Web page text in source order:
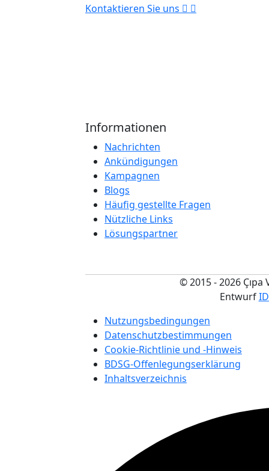
Kontaktieren Sie uns
Informationen
Nachrichten
Ankündigungen
Kampagnen
Blogs
Häufig gestellte Fragen
Nützliche Links
Lösungspartner
© 2015 - 2026
Entwurf
Nutzungsbedingungen
Datenschutzbestimmungen
Cookie-Richtlinie und -Hinweis
BDSG-Offenlegungserklärung
Inhaltsverzeichnis